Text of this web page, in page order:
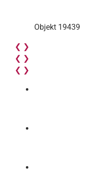
Objekt 19439
❮ ❯
❮ ❯
❮ ❯